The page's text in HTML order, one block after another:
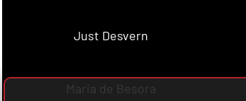
Just Desvern
Maria de Besora